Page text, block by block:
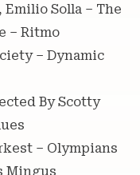
Emilio Solla – The
– Ritmo
– Dynamic
By Scotty
– Olympians
Mingus